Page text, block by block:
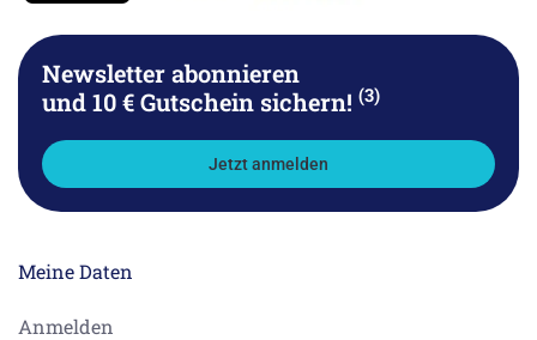
Newsletter abonnieren
und 10 € Gutschein sichern! (3)
Jetzt anmelden
Meine Daten
Anmelden